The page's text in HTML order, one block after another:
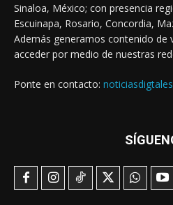
Sinaloa, México; con presencia
Escuinapa, Rosario, Concordia,
Además generamos contenido de
acceder por medio de nuestras
Ponte en contacto: